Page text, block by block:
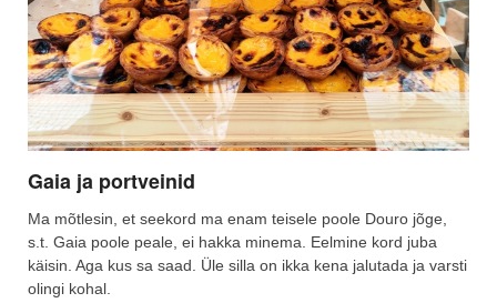
Gaia ja portveinid
Ma mõtlesin, et seekord ma enam teisele poole Douro jõge,
s.t. Gaia poole peale, ei hakka minema. Eelmine kord juba
käisin. Aga kus sa saad. Üle silla on ikka kena jalutada ja varsti
olingi kohal.